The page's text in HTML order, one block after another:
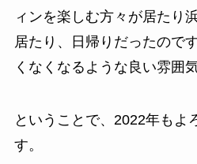
ィンを楽しむ方々が居たり
居たり、日帰りだったので
くなくなるような良い雰囲
ということで、2022年もよ
す。